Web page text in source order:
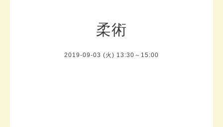
柔術
2019-09-03 (火) 13:30～15:00